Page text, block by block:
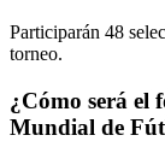
Participarán 48
torneo.
¿Cómo será el
Mundial de